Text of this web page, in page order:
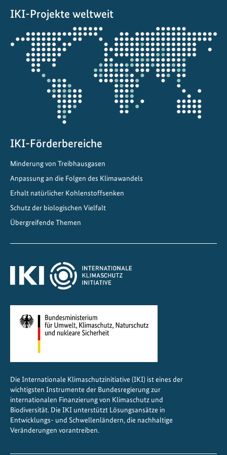
b
s
t
o
f
f
IKI-Projekte weltweit
Öffnet
die
Projektkarte
IKI-Förderbereiche
Minderung von Treibhausgasen
Anpassung an die Folgen des Klimawandels
Erhalt natürlicher Kohlenstoffsenken
Schutz der biologischen Vielfalt
Übergreifende Themen
Die Internationale Klimaschutzinitiative (IKI) ist eines der
wichtigsten Instrumente der Bundesregierung zur
internationalen Finanzierung von Klimaschutz und
Biodiversität. Die IKI unterstützt Lösungsansätze in
Entwicklungs- und Schwellenländern, die nachhaltige
Veränderungen vorantreiben.